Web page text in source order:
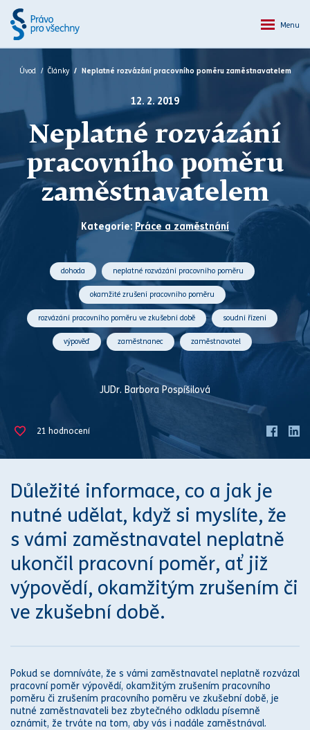
Menu
Úvod Články Neplatné rozvázání pracovního poměru zaměstnavatelem
12. 2. 2019
Neplatné rozvázání
pracovního poměru
zaměstnavatelem
Kategorie: Práce a zaměstnání
dohoda neplatné rozvázání pracovního poměru
okamžité zrušení pracovního poměru
rozvázání pracovního poměru ve zkušební době soudní řízení
výpověď zaměstnanec zaměstnavatel
JUDr. Barbora Pospíšilová
21 hodnocení
Důležité informace, co a jak je
nutné udělat, když si myslíte, že
s vámi zaměstnavatel neplatně
ukončil pracovní poměr, ať již
výpovědí, okamžitým zrušením či
ve zkušební době.
Pokud se domníváte, že s vámi zaměstnavatel neplatně rozvázal
pracovní poměr výpovědí, okamžitým zrušením pracovního
poměru či zrušením pracovního poměru ve zkušební době, je
nutné zaměstnavateli bez zbytečného odkladu písemně
oznámit, že trváte na tom, aby vás i nadále zaměstnával.